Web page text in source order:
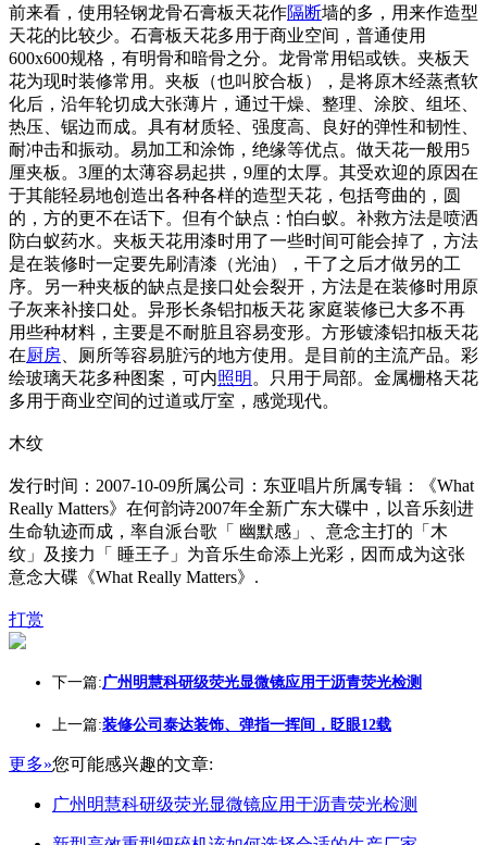
前来看，使用轻钢龙骨石膏板天花作隔断墙的多，用来作造型
天花的比较少。石膏板天花多用于商业空间，普通使用
600x600规格，有明骨和暗骨之分。龙骨常用铝或铁。夹板天
花为现时装修常用。夹板（也叫胶合板），是将原木经蒸煮软
化后，沿年轮切成大张薄片，通过干燥、整理、涂胶、组坯、
热压、锯边而成。具有材质轻、强度高、良好的弹性和韧性、
耐冲击和振动。易加工和涂饰，绝缘等优点。做天花一般用5
厘夹板。3厘的太薄容易起拱，9厘的太厚。其受欢迎的原因在
于其能轻易地创造出各种各样的造型天花，包括弯曲的，圆
的，方的更不在话下。但有个缺点：怕白蚁。补救方法是喷洒
防白蚁药水。夹板天花用漆时用了一些时间可能会掉了，方法
是在装修时一定要先刷清漆（光油），干了之后才做另的工
序。另一种夹板的缺点是接口处会裂开，方法是在装修时用原
子灰来补接口处。异形长条铝扣板天花 家庭装修已大多不再
用些种材料，主要是不耐脏且容易变形。方形镀漆铝扣板天花
在厨房 、厕所等容易脏污的地方使用。是目前的主流产品。彩
绘玻璃天花多种图案，可内照明 。只用于局部。金属栅格天花
多用于商业空间的过道或厅室，感觉现代。
木纹
发行时间：2007-10-09所属公司：东亚唱片所属专辑：《What
Really Matters》在何韵诗2007年全新广东大碟中，以音乐刻进
生命轨迹而成，率自派台歌「 幽默感」、意念主打的「木
纹」及接力「 睡王子」为音乐生命添上光彩，因而成为这张
意念大碟《What Really Matters》.
打赏
下一篇:广州明慧科研级荧光显微镜应用于沥青荧光检测
上一篇:装修公司泰达装饰、弹指一挥间，眨眼12载
更多»您可能感兴趣的文章:
广州明慧科研级荧光显微镜应用于沥青荧光检测